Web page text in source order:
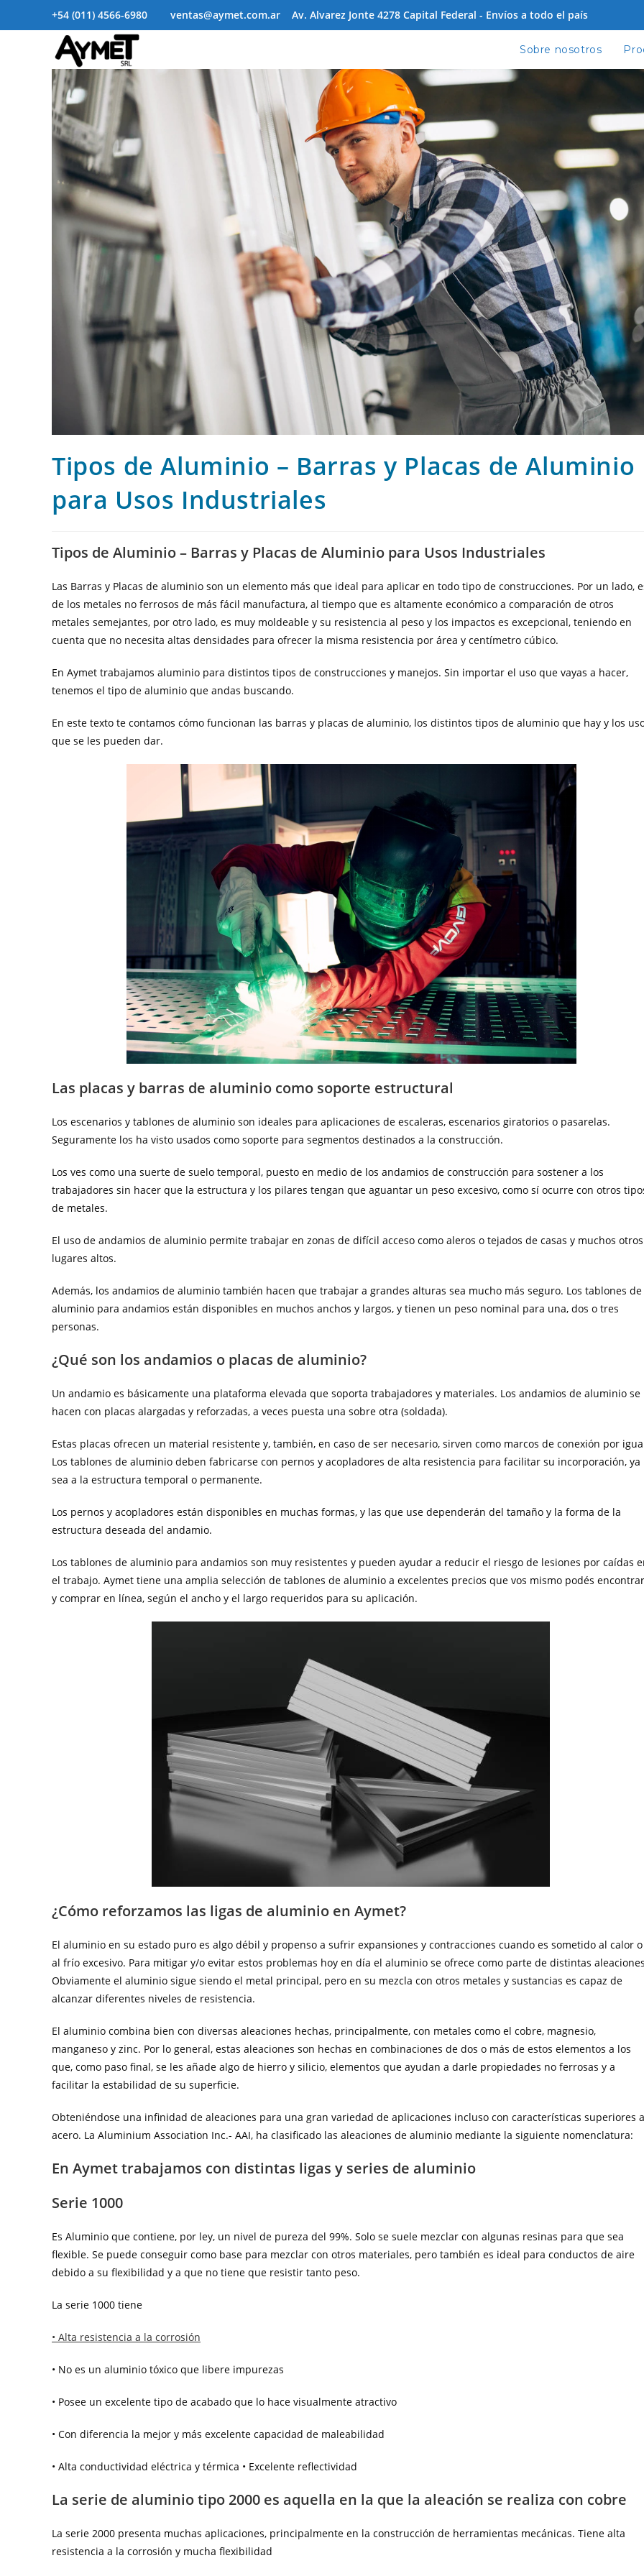
+54 (011) 4566-6980 ventas@aymet.com.ar Av. Alvarez Jonte 4278 Capital Federal - Envíos a todo el país
Sobre nosotros
Tipos de Aluminio – Barras y Placas de Aluminio
para Usos Industriales
Tipos de Aluminio – Barras y Placas de Aluminio para Usos Industriales
Las Barras y Placas de aluminio son un elemento más que ideal para aplicar en todo tipo de construcciones. Por un lado,
de los metales no ferrosos de más fácil manufactura, al tiempo que es altamente económico a comparación de otros
metales semejantes, por otro lado, es muy moldeable y su resistencia al peso y los impactos es excepcional, teniendo en
cuenta que no necesita altas densidades para ofrecer la misma resistencia por área y centímetro cúbico.
En Aymet trabajamos aluminio para distintos tipos de construcciones y manejos. Sin importar el uso que vayas a hacer,
tenemos el tipo de aluminio que andas buscando.
En este texto te contamos cómo funcionan las barras y placas de aluminio, los distintos tipos de aluminio que hay y los
que se les pueden dar.
Las placas y barras de aluminio como soporte estructural
Los escenarios y tablones de aluminio son ideales para aplicaciones de escaleras, escenarios giratorios o pasarelas.
Seguramente los ha visto usados como soporte para segmentos destinados a la construcción.
Los ves como una suerte de suelo temporal, puesto en medio de los andamios de construcción para sostener a los
trabajadores sin hacer que la estructura y los pilares tengan que aguantar un peso excesivo, como sí ocurre con otros
de metales.
El uso de andamios de aluminio permite trabajar en zonas de difícil acceso como aleros o tejados de casas y muchos otros
lugares altos.
Además, los andamios de aluminio también hacen que trabajar a grandes alturas sea mucho más seguro. Los tablones de
aluminio para andamios están disponibles en muchos anchos y largos, y tienen un peso nominal para una, dos o tres
personas.
¿Qué son los andamios o placas de aluminio?
Un andamio es básicamente una plataforma elevada que soporta trabajadores y materiales. Los andamios de aluminio se
hacen con placas alargadas y reforzadas, a veces puesta una sobre otra (soldada).
Estas placas ofrecen un material resistente y, también, en caso de ser necesario, sirven como marcos de conexión por
Los tablones de aluminio deben fabricarse con pernos y acopladores de alta resistencia para facilitar su incorporación, ya
sea a la estructura temporal o permanente.
Los pernos y acopladores están disponibles en muchas formas, y las que use dependerán del tamaño y la forma de la
estructura deseada del andamio.
Los tablones de aluminio para andamios son muy resistentes y pueden ayudar a reducir el riesgo de lesiones por caídas
el trabajo. Aymet tiene una amplia selección de tablones de aluminio a excelentes precios que vos mismo podés encontrar
y comprar en línea, según el ancho y el largo requeridos para su aplicación.
¿Cómo reforzamos las ligas de aluminio en Aymet?
El aluminio en su estado puro es algo débil y propenso a sufrir expansiones y contracciones cuando es sometido al calor o
al frío excesivo. Para mitigar y/o evitar estos problemas hoy en día el aluminio se ofrece como parte de distintas
Obviamente el aluminio sigue siendo el metal principal, pero en su mezcla con otros metales y sustancias es capaz de
alcanzar diferentes niveles de resistencia.
El aluminio combina bien con diversas aleaciones hechas, principalmente, con metales como el cobre, magnesio,
manganeso y zinc. Por lo general, estas aleaciones son hechas en combinaciones de dos o más de estos elementos a los
que, como paso final, se les añade algo de hierro y silicio, elementos que ayudan a darle propiedades no ferrosas y a
facilitar la estabilidad de su superficie.
Obteniéndose una infinidad de aleaciones para una gran variedad de aplicaciones incluso con características superiores
acero. La Aluminium Association Inc.- AAI, ha clasificado las aleaciones de aluminio mediante la siguiente nomenclatura:
En Aymet trabajamos con distintas ligas y series de aluminio
Serie 1000
Es Aluminio que contiene, por ley, un nivel de pureza del 99%. Solo se suele mezclar con algunas resinas para que sea
flexible. Se puede conseguir como base para mezclar con otros materiales, pero también es ideal para conductos de aire
debido a su flexibilidad y a que no tiene que resistir tanto peso.
La serie 1000 tiene
• Alta resistencia a la corrosión
• No es un aluminio tóxico que libere impurezas
• Posee un excelente tipo de acabado que lo hace visualmente atractivo
• Con diferencia la mejor y más excelente capacidad de maleabilidad
• Alta conductividad eléctrica y térmica • Excelente reflectividad
La serie de aluminio tipo 2000 es aquella en la que la aleación se realiza con cobre
La serie 2000 presenta muchas aplicaciones, principalmente en la construcción de herramientas mecánicas. Tiene alta
resistencia a la corrosión y mucha flexibilidad